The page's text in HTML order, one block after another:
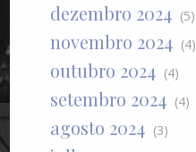
dezembro 2024 (5)
novembro 2024 (4)
outubro 2024 (4)
setembro 2024 (4)
agosto 2024 (3)